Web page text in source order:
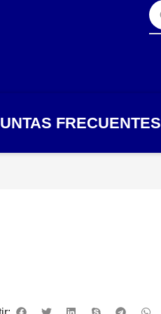
FRECUENTES